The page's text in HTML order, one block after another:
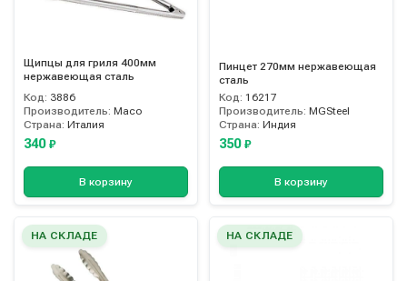
Щипцы для гриля 400мм
нержавеющая сталь
Код: 3886
Производитель: Maco
Страна: Италия
340 ₽
В корзину
Пинцет 270мм нержавеющая
сталь
Код: 16217
Производитель: MGSteel
Страна: Индия
350 ₽
В корзину
НА СКЛАДЕ НА СКЛАДЕ